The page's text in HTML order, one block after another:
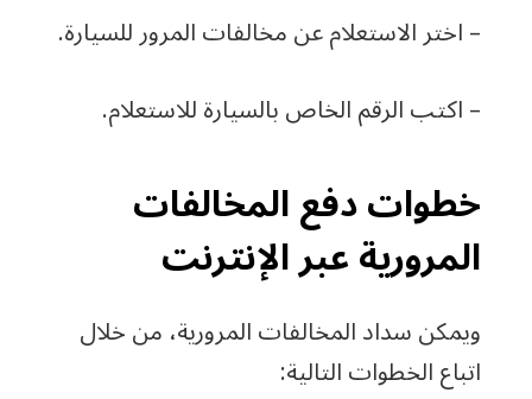
– اختر الاستعلام عن مخالفات المرور للسيارة.
– اكتب الرقم الخاص بالسيارة للاستعلام.
خطوات دفع المخالفات
المرورية عبر الإنترنت
ويمكن سداد المخالفات المرورية، من خلال
اتباع الخطوات التالية: